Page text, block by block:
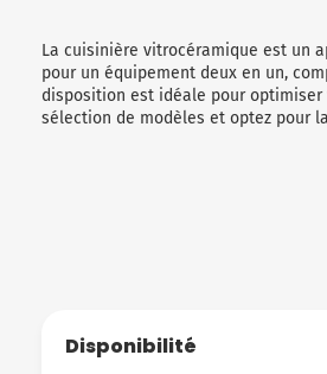
La cuisinière vitrocéramique est un
pour un équipement deux en un,
disposition est idéale pour
sélection de modèles et optez pour
Disponibilité